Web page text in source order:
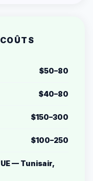
$50–80
$40–80
$150–300
$100–250
— Tunisair,